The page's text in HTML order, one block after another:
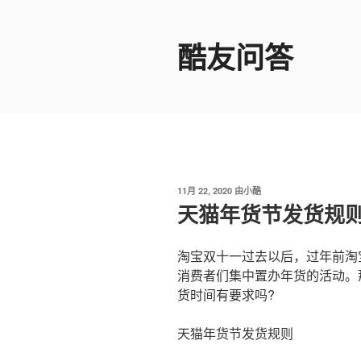
酷友问答
发
布
于
11月 22, 2020 由小酷
天猫年货节发货规
淘宝双十一过去以后，过年前
消费者们集中置办年货的活动
货时间有要求吗?
天猫年货节发货规则